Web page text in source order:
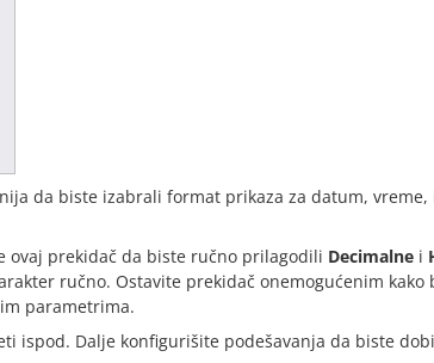
da biste izabrali format prikaza za datum,
ovaj prekidač da biste ručno prilagodili Decimalne i
ručno. Ostavite prekidač onemogućenim kako
parametrima.
ispod. Dalje konfigurišite podešavanja da biste